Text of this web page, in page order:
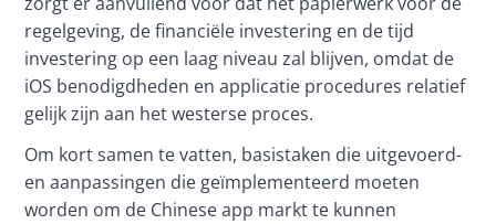
regelgeving, de financiële investering en de tijd
investering op een laag niveau zal blijven, omdat de
iOS benodigdheden en applicatie procedures relatief
gelijk zijn aan het westerse proces.
Om kort samen te vatten, basistaken die uitgevoerd-
en aanpassingen die geïmplementeerd moeten
worden om de Chinese app markt te kunnen